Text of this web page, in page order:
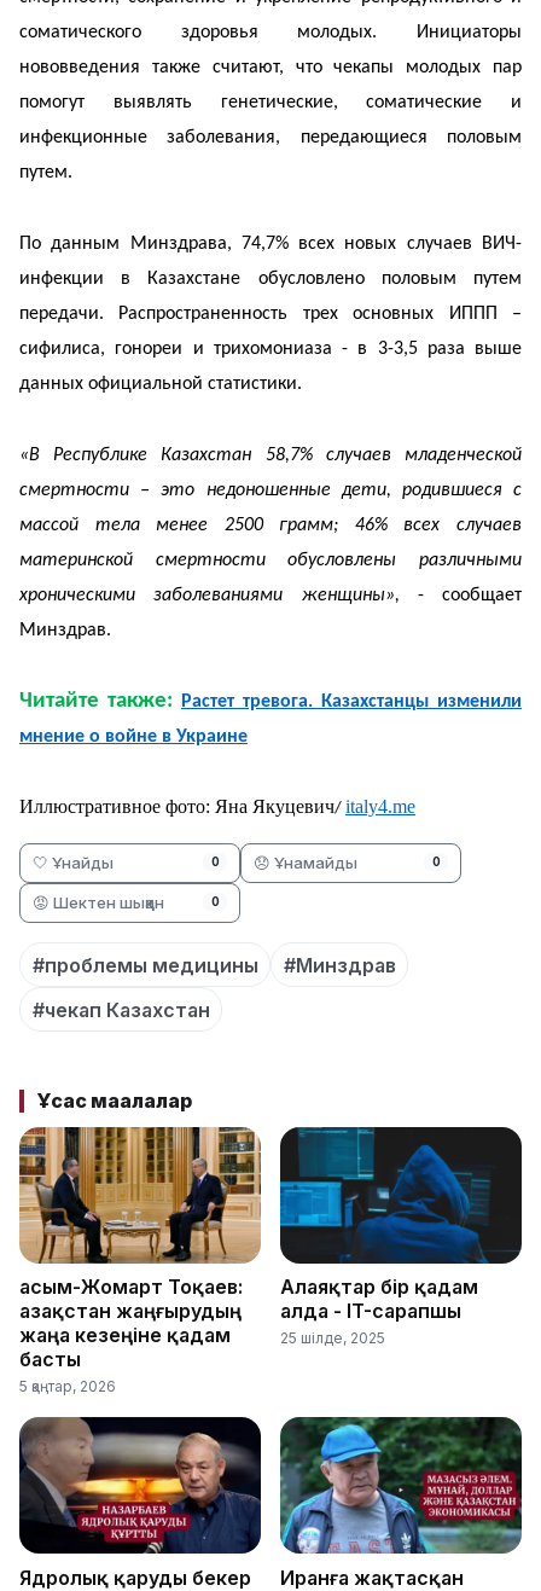
соматического здоровья молодых. Инициаторы
нововведения также считают, что чекапы молодых пар
помогут выявлять генетические, соматические и
инфекционные заболевания, передающиеся половым
путем.
По данным Минздрава, 74,7% всех новых случаев ВИЧ-
инфекции в Казахстане обусловлено половым путем
передачи. Распространенность трех основных ИППП –
сифилиса, гонореи и трихомониаза - в 3-3,5 раза выше
данных официальной статистики.
«В Республике Казахстан 58,7% случаев младенческой
смертности – это недоношенные дети, родившиеся с
массой тела менее 2500 грамм; 46% всех случаев
материнской смертности обусловлены различными
хроническими заболеваниями женщины», - сообщает
Минздрав.
Читайте также:
Растет тревога. Казахстанцы изменили
мнение о войне в Украине
Иллюстративное фото: Яна Якуцевич/ italy4.me
🤍 Ұнайды 0 😞 Ұнамайды 0
😡 Шектен шыққан 0
#проблемы медицины
#Минздрав
#чекап Казахстан
Ұқсас мақалалар
Қасым-Жомарт Тоқаев:
Қазақстан жаңғырудың
жаңа кезеңіне қадам
басты
5 қаңтар, 2026
Алаяқтар бір қадам
алда - IT-сарапшы
25 шілде, 2025
Ядролық қаруды бекер
Иранға жақтасқан